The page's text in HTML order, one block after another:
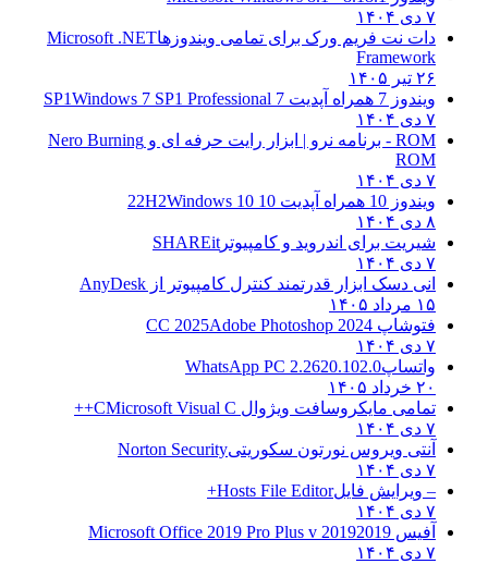
۷ دی ۱۴۰۴
دات نت فریم ورک برای تمامی ویندوزهاMicrosoft .NET
Framework
۲۶ تیر ۱۴۰۵
ویندوز 7 همراه آپدیت 7 SP1
Windows 7 SP1 Professional
۷ دی ۱۴۰۴
ROM - برنامه نرو | ابزار رایت حرفه ای و
Nero Burning
ROM
۷ دی ۱۴۰۴
ویندوز 10 همراه آپدیت 10 22H2
Windows 10
۸ دی ۱۴۰۴
شیریت برای اندروید و کامپیوتر SHAREit
۷ دی ۱۴۰۴
انی دسک ابزار قدرتمند کنترل کامپیوتر از AnyDesk
۱۵ مرداد ۱۴۰۵
فتوشاپ CC 2025 Adobe Photoshop 2024
۷ دی ۱۴۰۴
واتساپWhatsApp PC 2.2620.102.0
۲۰ خرداد ۱۴۰۵
تمامی مایکروسافت ویژوال C Microsoft Visual C++
۷ دی ۱۴۰۴
آنتی ویروس نورتون سکوریتیNorton Security
۷ دی ۱۴۰۴
– ویرایش فایلHosts File Editor+
۷ دی ۱۴۰۴
آفیس 2019 2019 Microsoft Office 2019 Pro Plus v
۷ دی ۱۴۰۴